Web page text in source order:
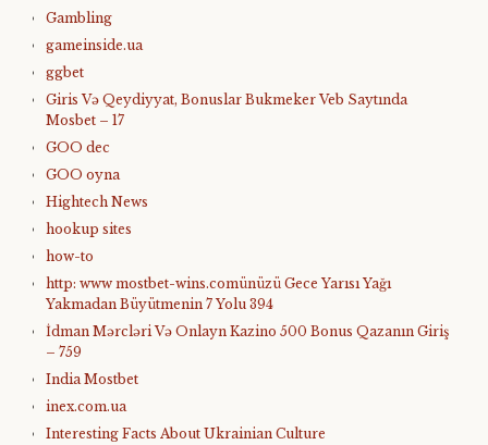
Gambling
gameinside.ua
ggbet
Giris Və Qeydiyyat, Bonuslar Bukmeker Veb Saytında
Mosbet – 17
GOO dec
GOO oyna
Hightech News
hookup sites
how-to
http: www mostbet-wins.comünüzü Gece Yarısı Yağı
Yakmadan Büyütmenin 7 Yolu 394
İdman Mərcləri Və Onlayn Kazino 500 Bonus Qazanın Giriş
– 759
India Mostbet
inex.com.ua
Interesting Facts About Ukrainian Culture